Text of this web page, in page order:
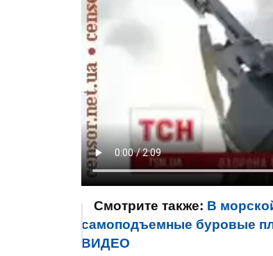
Смотрите также: В
самоподъемные буровые
ВИДЕО